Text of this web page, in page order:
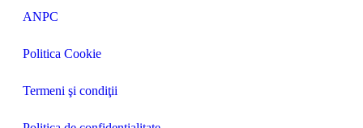
ANPC
Politica Cookie
Termeni şi condiţii